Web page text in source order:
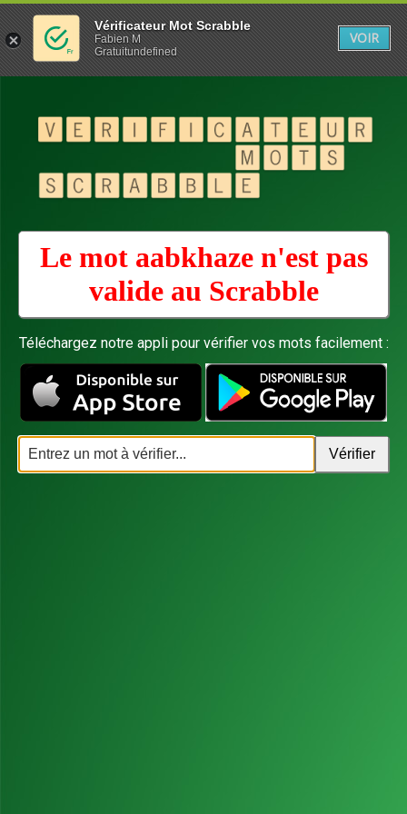
Le mot aabkhaze n'est pas
valide au Scrabble
Téléchargez notre appli pour vérifier vos mots facilement :
Vérificateur Mot Scrabble
Fabien M
Gratuitundefined
VOIR